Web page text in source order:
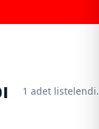
1 adet listelendi.